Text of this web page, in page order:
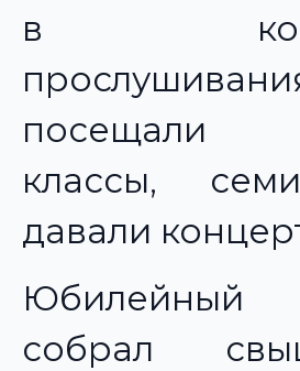
в
посещали
классы,
давали
Юбилейный
собрал